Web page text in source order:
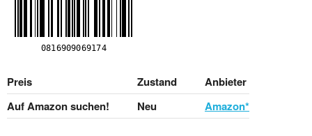
Preis Zustand
Anbieter
Auf Amazon suchen!
Neu Amazon*